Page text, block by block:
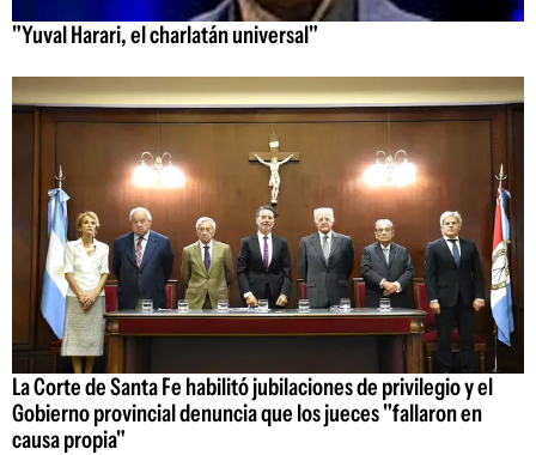
"Yuval Harari, el charlatán universal"
La Corte de Santa Fe habilitó jubilaciones de privilegio y el
Gobierno provincial denuncia que los jueces "fallaron en
causa propia"